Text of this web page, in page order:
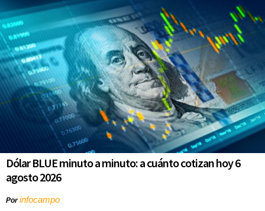
Dólar BLUE minuto a minuto: a cuánto cotizan hoy 6
agosto 2026
Porinfocampo